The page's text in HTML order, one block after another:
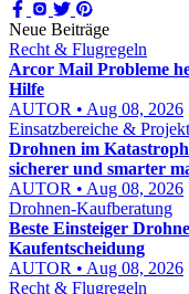
Neue Beiträge
Recht & Flugregeln
Arcor Mail Probleme
Hilfe
AUTOR • Aug 08, 2026
Einsatzbereiche &
Drohnen im
sicherer und smarter
AUTOR • Aug 08, 2026
Drohnen-Kaufberatung
Beste Einsteiger
Kaufentscheidung
AUTOR • Aug 08, 2026
Recht & Flugregeln